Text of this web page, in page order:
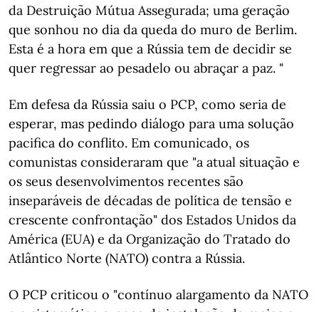
da Destruição Mútua Assegurada; uma geração
que sonhou no dia da queda do muro de Berlim.
Esta é a hora em que a Rússia tem de decidir se
quer regressar ao pesadelo ou abraçar a paz. "
Em defesa da Rússia saiu o PCP, como seria de
esperar, mas pedindo diálogo para uma solução
pacifica do conflito. Em comunicado, os
comunistas consideraram que "a atual situação e
os seus desenvolvimentos recentes são
inseparáveis de décadas de política de tensão e
crescente confrontação" dos Estados Unidos da
América (EUA) e da Organização do Tratado do
Atlântico Norte (NATO) contra a Rússia.
O PCP criticou o "contínuo alargamento da NATO